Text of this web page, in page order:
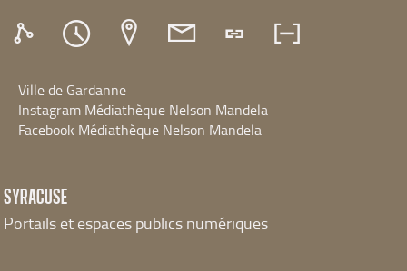
Ville de Gardanne
Instagram Médiathèque Nelson Mandela
Facebook Médiathèque Nelson Mandela
SYRACUSE
Portails et espaces publics numériques